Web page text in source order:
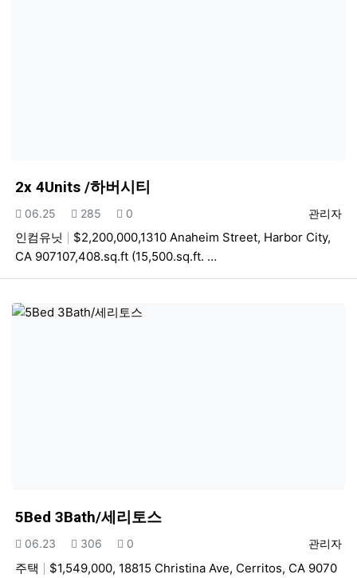
2x 4Units /하버시티
등록자
관리자
등록일
06.25 조회
285 추천
0
인컴유닛
$2,200,000,1310 Anaheim Street, Harbor City,
CA 907107,408.sq.ft (15,500.sq.ft. …
5Bed 3Bath/세리토스
등록자
관리자
등록일
06.23 조회
306 추천
0
주택
$1,549,000, 18815 Christina Ave, Cerritos, CA 9070